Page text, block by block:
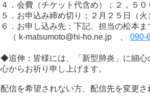
４．会費（チケット代含め）；２，５
５．お申込み締め切り；２月２５日（火
６．お申し込み先：下記、担当の松本ま
（ k-matsumoto@hi-ho.ne.jp 、 090-
◆追伸：皆様には、「新型肺炎」に細心
心からお祈り申し上げます。
配信を希望されない方、配信先を変更